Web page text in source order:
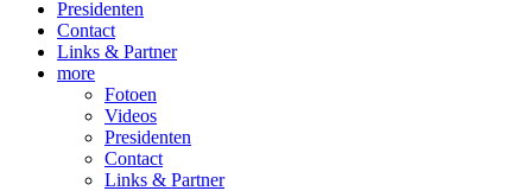
Presidenten
Contact
Links & Partner
more
Fotoen
Videos
Presidenten
Contact
Links & Partner